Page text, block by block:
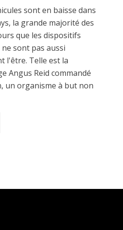
sont en baisse dans
la grande majorité des
que les dispositifs
sont pas aussi
l'être. Telle est la
Angus Reid commandé
un organisme à but non